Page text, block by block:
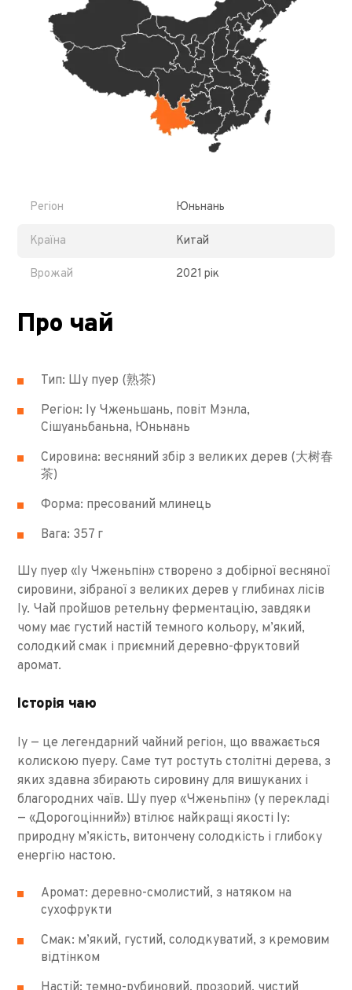
Регіон Юньнань
Країна Китай
Врожай 2021 рік
Про чай
Тип: Шу пуер (熟茶)
Регіон: Іу Чженьшань, повіт Мэнла,
Сішуаньбаньна, Юньнань
Сировина: весняний збір з великих дерев (大树春
茶)
Форма: пресований млинець
Вага: 357 г
Шу пуер «Іу Чженьпін» створено з добірної весняної
сировини, зібраної з великих дерев у глибинах лісів
Іу. Чай пройшов ретельну ферментацію, завдяки
чому має густий настій темного кольору, м’який,
солодкий смак і приємний деревно-фруктовий
аромат.
Історія чаю
Іу — це легендарний чайний регіон, що вважається
колискою пуеру. Саме тут ростуть столітні дерева, з
яких здавна збирають сировину для вишуканих і
благородних чаїв. Шу пуер «Чженьпін» (у перекладі
— «Дорогоцінний») втілює найкращі якості Іу:
природну м’якість, витончену солодкість і глибоку
енергію настою.
Аромат: деревно-смолистий, з натяком на
сухофрукти
Смак: м’який, густий, солодкуватий, з кремовим
відтінком